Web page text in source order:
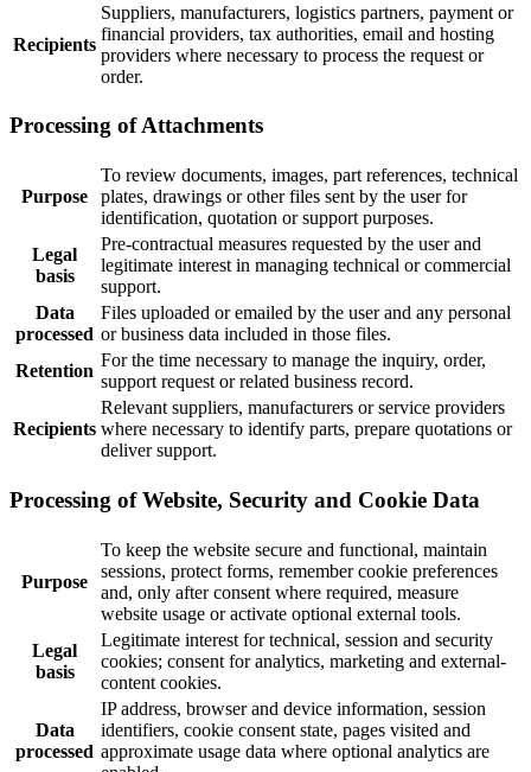
Recipients
Suppliers, manufacturers, logistics partners, payment or
financial providers, tax authorities, email and hosting
providers where necessary to process the request or
order.
Processing of Attachments
Purpose
To review documents, images, part references, technical
plates, drawings or other files sent by the user for
identification, quotation or support purposes.
Legal
basis
Pre-contractual measures requested by the user and
legitimate interest in managing technical or commercial
support.
Data
processed
Files uploaded or emailed by the user and any personal
or business data included in those files.
Retention
For the time necessary to manage the inquiry, order,
support request or related business record.
Recipients
Relevant suppliers, manufacturers or service providers
where necessary to identify parts, prepare quotations or
deliver support.
Processing of Website, Security and Cookie Data
Purpose
To keep the website secure and functional, maintain
sessions, protect forms, remember cookie preferences
and, only after consent where required, measure
website usage or activate optional external tools.
Legal
basis
Legitimate interest for technical, session and security
cookies; consent for analytics, marketing and external-
content cookies.
Data
processed
IP address, browser and device information, session
identifiers, cookie consent state, pages visited and
approximate usage data where optional analytics are